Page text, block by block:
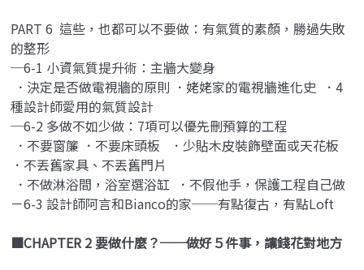
PART 6 這些，也都可以不要做：有氣質的素顏，勝過失敗
的整形
─6-1 小資氣質提升術：主牆大變身
．決定是否做電視牆的原則 ．姥姥家的電視牆進化史 ．4
種設計師愛用的氣質設計
─6-2 多做不如少做：7項可以優先刪預算的工程
．不要窗簾 ．不要床頭板 ．少貼木皮裝飾壁面或天花板
．不丟舊家具、不丟舊門片
．不做淋浴間，浴室選浴缸 ．不假他手，保護工程自己做
－6-3 設計師阿言和Bianco的家──有點復古，有點Loft
■CHAPTER 2 要做什麼？──做好５件事，讓錢花對地方